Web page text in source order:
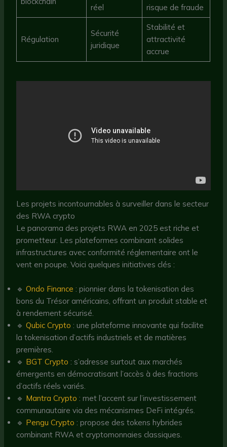
réel
risque de fraude
Régulation
Sécurité
juridique
Stabilité et
attractivité
accrue
Les projets incontournables à surveiller dans le secteur
des RWA crypto
Le panorama des projets RWA en 2025 est riche et
prometteur. Les plateformes combinant solides
infrastructures avec conformité réglementaire ont le
vent en poupe. Voici quelques initiatives clés :
🔹Ondo Finance : pionnier dans la tokenisation des
bons du Trésor américains, offrant un produit stable et
à rendement sécurisé.
🔹Qubic Crypto : une plateforme innovante qui facilite
la tokenisation d’actifs industriels et de matières
premières.
🔹 BGT Crypto : s’adresse surtout aux marchés
émergents en démocratisant l’accès à des fractions
d’actifs réels variés.
🔹 Mantra Crypto : met l’accent sur l’investissement
communautaire via des mécanismes DeFi intégrés.
🔹 Pengu Crypto : propose des tokens hybrides
combinant RWA et cryptomonnaies classiques.